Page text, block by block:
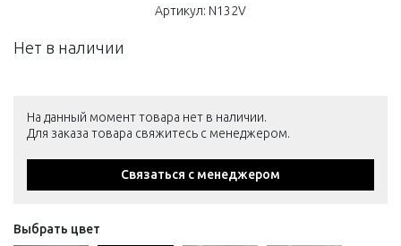
Артикул: N132V
Нет в наличии
На данный момент товара нет в наличии.
Для заказа товара свяжитесь с менеджером.
Связаться с менеджером
Выбрать цвет